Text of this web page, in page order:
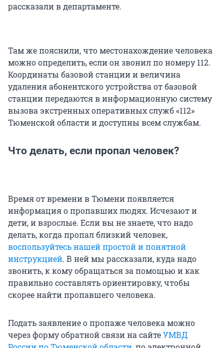
рассказали в департаменте.
Там же пояснили, что местонахождение человека
можно определить, если он звонил по номеру 112.
Координаты базовой станции и величина
удаления абонентского устройства от базовой
станции передаются в информационную систему
вызова экстренных оперативных служб «112»
Тюменской области и доступны всем службам.
Что делать, если пропал человек?
Время от времени в Тюмени появляется
информация о пропавших людях. Исчезают и
дети, и взрослые. Если вы не знаете, что надо
делать, когда пропал близкий человек,
воспользуйтесь нашей простой и понятной
инструкцией. В ней мы рассказали, куда надо
звонить, к кому обращаться за помощью и как
правильно составлять ориентировку, чтобы
скорее найти пропавшего человека.
Подать заявление о пропаже человека можно
через форму обратной связи на сайтеУМВД